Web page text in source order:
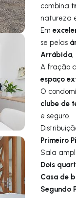
combina
natureza
Em
se pelas
Arrábida,
A fração
espaço
O
clube de
e seguro.
Primeiro
Sala
Dois
Casa de
Segundo